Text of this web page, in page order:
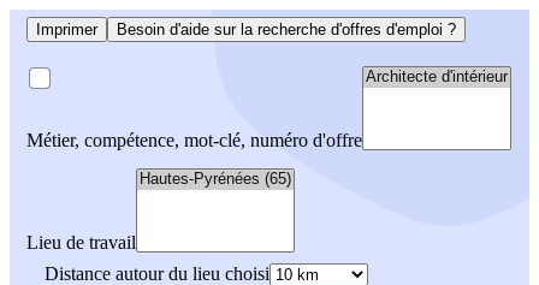
Imprimer Besoin d'aide sur la recherche d'offres d'emploi ?
Métier, compétence, mot-clé, numéro d'offre
Lieu de travail
Distance autour du lieu choisi